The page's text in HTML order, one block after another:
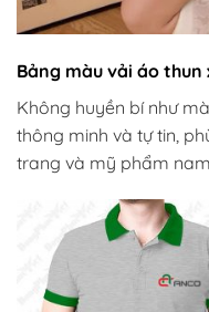
Bảng màu vải áo thun
Không huyền bí như
thông minh và tự tin,
trang và mỹ phẩm